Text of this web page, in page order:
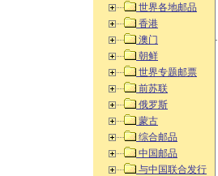
世界各地邮品
香港
澳门
朝鲜
世界专题邮票
前苏联
俄罗斯
蒙古
综合邮品
中国邮品
与中国联合发行